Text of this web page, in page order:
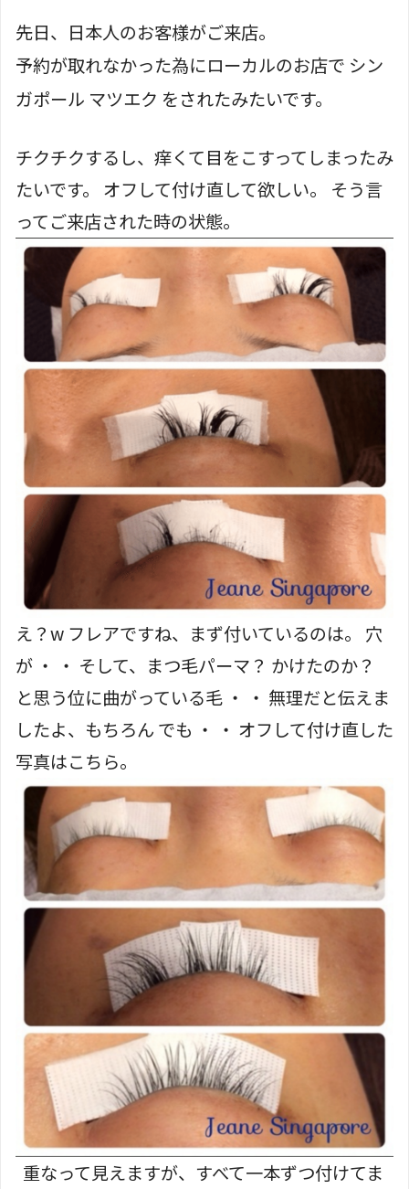
先日、日本人のお客様がご来店。
予約が取れなかった為にローカルのお店で シン
ガポール マツエク をされたみたいです。
チクチクするし、痒くて目をこすってしまったみ
たいです。 オフして付け直して欲しい。 そう言
ってご来店された時の状態。
え？w フレアですね、まず付いているのは。 穴
が ・ ・ そして、まつ毛パーマ？ かけたのか？
と思う位に曲がっている毛 ・ ・ 無理だと伝えま
したよ、もちろん でも ・ ・ オフして付け直した
写真はこちら。
重なって見えますが、すべて一本ずつ付けてま